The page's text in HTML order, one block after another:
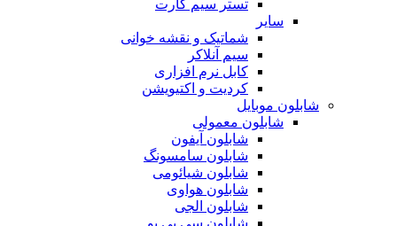
تستر سیم کارت
سایر
شماتیک و نقشه خوانی
سیم آنلاکر
کابل نرم افزاری
کردیت و اکتیویشن
شابلون موبایل
شابلون معمولی
شابلون آیفون
شابلون سامسونگ
شابلون شیائومی
شابلون هواوی
شابلون الجی